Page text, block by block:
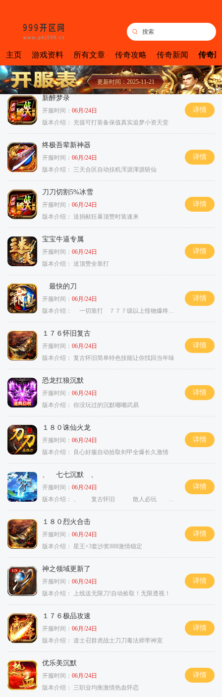
主页 游戏资料 所有文章 传奇攻略 传奇新闻 传奇
更新时间：2025-11-21
新醉梦录
开服时间： 06月/24日
版本介绍：
充值可打装备保值真实追梦小资天堂
详情
终极吾辈新神器
开服时间： 06月/24日
版本介绍：
三天合区自动挂机浑源渾源斩仙
详情
刀刀切割5%冰雪
开服时间： 06月/24日
版本介绍：
送捐献狂暴顶赞时装速来
详情
宝宝牛逼专属
开服时间： 06月/24日
版本介绍：
送顶赞全靠打
详情
最快的刀
开服时间： 06月/24日
版本介绍：
一切靠打 ７７７级以上怪物爆终极
详情
１７６怀旧复古
开服时间： 06月/24日
版本介绍： 复古怀旧简单特色技能让你找回当年味
详情
恐龙扛狼沉默
开服时间： 06月/24日
版本介绍： 你没玩过的沉默嘟嘟武易
详情
１８０诛仙火龙
开服时间： 06月/24日
版本介绍：
良心好服自动拾取剑甲全爆长久激情
详情
、 七七沉默 、
开服时间： 06月/24日
版本介绍：
、 复古怀旧 散人必玩 、
详情
１８０烈火合击
开服时间： 06月/24日
版本介绍： 星王+3套沙奖888激情稳定
详情
神之领域更新了
开服时间： 06月/24日
版本介绍：
上线送无限刀!自动捡取！无限透视！
详情
１７６极品攻速
开服时间： 06月/24日
版本介绍： 道士召群虎战士刀刀毒法师带神宠
详情
优乐美沉默
开服时间： 06月/24日
版本介绍：
三职业均衡激情热血怀恋
详情